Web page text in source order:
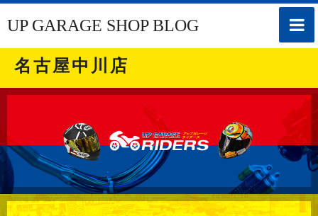
toggle
UP GARAGE SHOP BLOG
名古屋中川店